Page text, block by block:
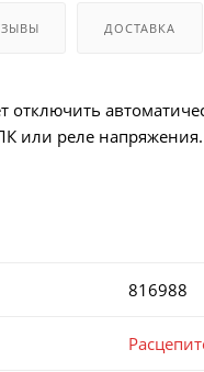
ДОСТАВКА
отключить
или реле напряжения.
816988